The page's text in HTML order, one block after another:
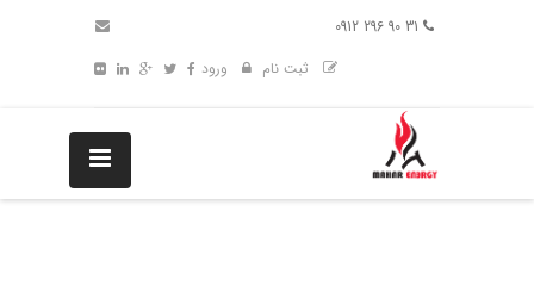
ثبت نام
ورود